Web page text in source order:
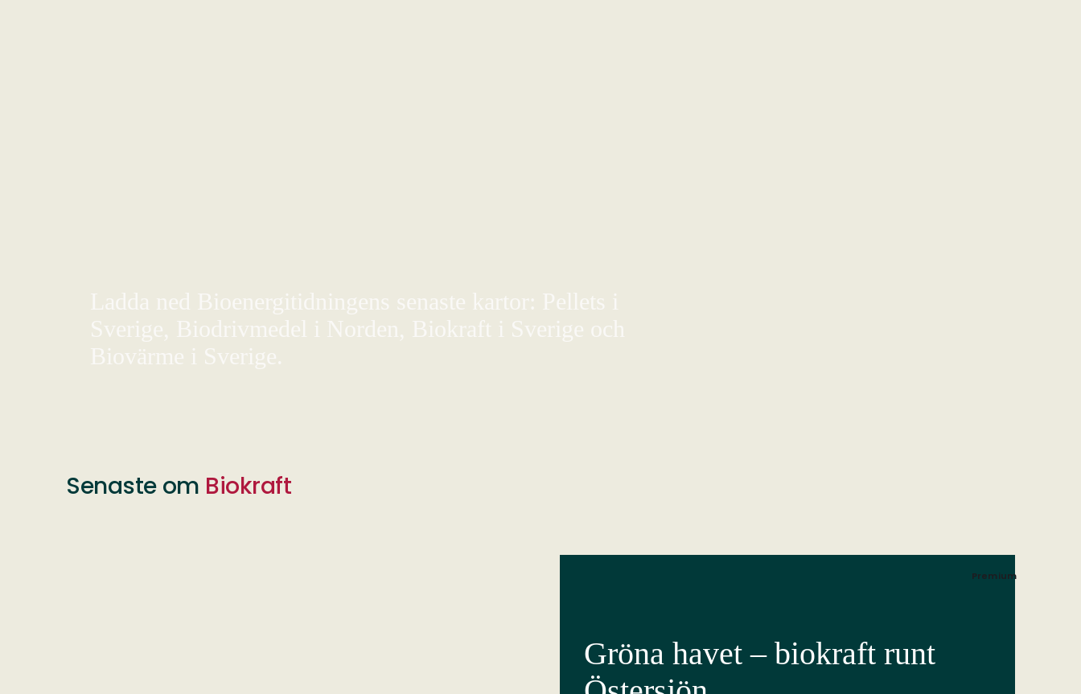
Ladda ned Bioenergitidningens senaste kartor: Pellets i
Sverige, Biodrivmedel i Norden, Biokraft i Sverige och
Biovärme i Sverige.
Senaste om Biokraft
Premium
Gröna havet – biokraft runt